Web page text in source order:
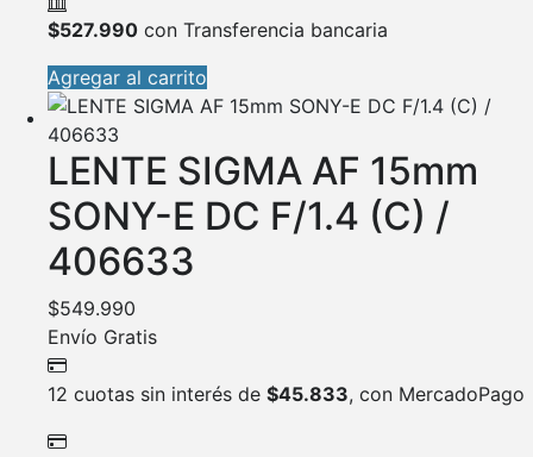
$527.990 con Transferencia bancaria
Agregar al carrito
LENTE SIGMA AF 15mm
SONY-E DC F/1.4 (C) /
406633
$549.990
Envío Gratis
12 cuotas sin interés de $45.833, con MercadoPago